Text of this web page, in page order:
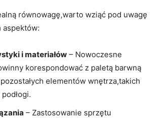
równowagę,warto wziąć pod uwagę
aspektów:
i materiałów – Nowoczesne
korespondować z ⁣paletą barwną
elementów wnętrza,takich
– Zastosowanie sprzętu